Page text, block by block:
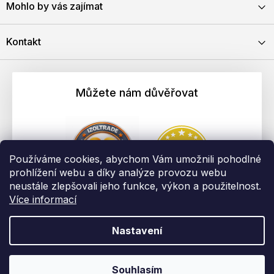
Používáme cookies, abychom Vám umožnili pohodlné
prohlížení webu a díky analýze provozu webu
neustále zlepšovali jeho funkce, výkon a použitelnost.
Více informací
Nastavení
Souhlasím
Mohlo by vás zajímat
Kontakt
Můžete nám důvěřovat
Vytvořil Shoptet